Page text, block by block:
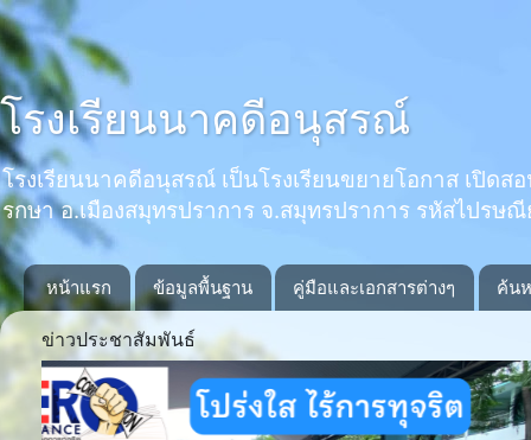
โรงเรียนนาคดีอนุสรณ์
โรงเรียนนาคดีอนุสรณ์ เป็นโรงเรียนขยายโอกาส เปิ
รกษา อ.เมืองสมุทรปราการ จ.สมุทรปราการ รหัสไปรษ
หน้าแรก ข้อมูลพื้นฐาน คู่มือและเอกสารต่างๆ ค้น
ข่าวประชาสัมพันธ์